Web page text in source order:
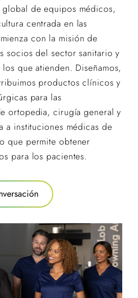
de equipos médicos,
centrada en las
con la misión de
socios del sector sanitario y
que atienden. Diseñamos,
productos clínicos y
para las
ortopedia, cirugía general y
a instituciones médicas de
que permite obtener
para los pacientes.